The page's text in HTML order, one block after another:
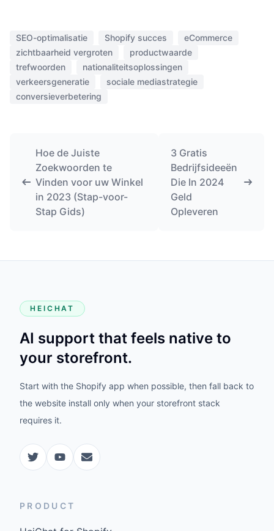
SEO-optimalisatie Shopify succes
eCommerce
zichtbaarheid vergroten
productwaarde
trefwoorden
nationaliteitsoplossingen
verkeersgeneratie
sociale mediastrategie
conversieverbetering
Hoe de Juiste
Zoekwoorden te
Vinden voor uw Winkel
in 2023 (Stap-voor-
Stap Gids)
3 Gratis
Bedrijfsideeën
Die In 2024
Geld
Opleveren
HEICHAT
AI support that feels native to
your storefront.
Start with the Shopify app when possible, then fall back to
the website install only when your storefront stack
requires it.
PRODUCT